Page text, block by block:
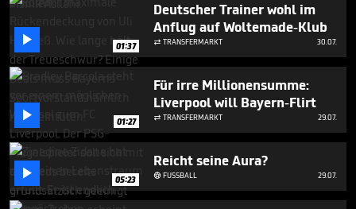
 01:37
Deutscher Trainer wohl im
Anflug auf Woltemade-Klub
 TRANSFERMARKT 30.07.
 01:27
Für irre Millionensumme:
Liverpool will Bayern-Flirt
 TRANSFERMARKT 29.07.
 05:23
Reicht seine Aura?
FUSSBALL 29.07.